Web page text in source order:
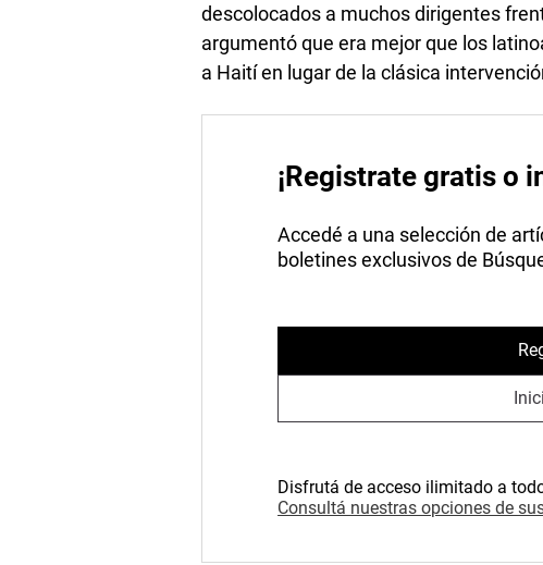
descolocados a muchos dirigentes
argumentó que era mejor que los
a Haití en lugar de la clásica
¡Registrate gratis o
Accedé a una selección de
boletines exclusivos de
Disfrutá de acceso ilimitado a
Consultá nuestras opciones de